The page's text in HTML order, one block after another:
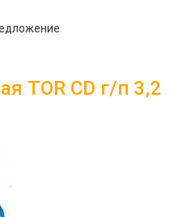
TOR CD г/п 3,2